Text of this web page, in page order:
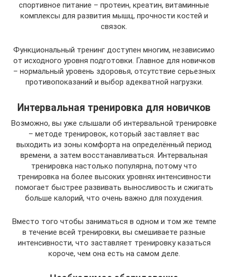
спортивное питание – протеин, креатин, витаминные
комплексы для развития мышц, прочности костей и
связок.
Функциональный тренинг доступен многим, независимо
от исходного уровня подготовки. Главное для новичков
– нормальный уровень здоровья, отсутствие серьезных
противопоказаний и выбор адекватной нагрузки.
Интервальная тренировка для новичков
Возможно, вы уже слышали об интервальной тренировке
– методе тренировок, который заставляет вас
выходить из зоны комфорта на определённый период
времени, а затем восстанавливаться. Интервальная
тренировка настолько популярна, потому что
тренировка на более высоких уровнях интенсивности
помогает быстрее развивать выносливость и сжигать
больше калорий, что очень важно для похудения.
Вместо того чтобы заниматься в одном и том же темпе
в течение всей тренировки, вы смешиваете разные
интенсивности, что заставляет тренировку казаться
короче, чем она есть на самом деле.